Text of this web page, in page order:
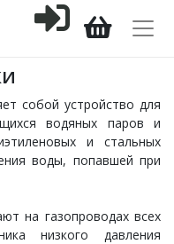
собой устройство для
водяных паров и
и стальных
воды, попавшей при
на газопроводах всех
низкого давления